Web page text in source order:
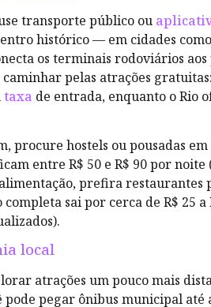
transporte público ou
histórico — em cidades
os terminais rodoviários
pelas atrações
taxa de entrada, enquanto o Rio
procure hostels ou pousadas
entre R$ 50 e R$ 90 por
prefira restaurantes
sai por cerca de R$ 25 a
local
atrações um pouco mais
pegar ônibus municipal até